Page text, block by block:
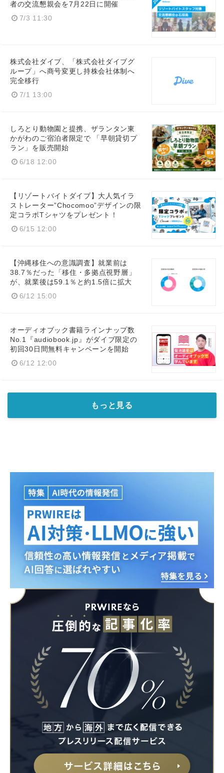
者の交流懇親会を7月22日に開催
7/3 11:30
株式会社ダイブ、「株式会社ダイブグ
ループ」へ商号変更し持株会社体制へ
完全移行
7/1 13:00
しろとり動物園と提携、ザランタン東
かがわのご宿泊者限定で 「早朝貸切プ
ラン」を販売開始
6/18 12:00
【リゾートバイトダイブ】大人気イラ
ストレーター”Chocomoo”デザインの限
定コラボTシャツをプレゼント！
6/15 12:00
【沖縄移住への意識調査】就業前は
38.7％だった「移住・多拠点視野層」
が、就業後は59.1％と約1.5倍に拡大
6/12 15:00
オーディオブック書籍ラインナップ数
No.1『audiobook.jp』がダイブ限定の
初回30日間無料キャンペーンを開始
6/12 12:00
もっと見る